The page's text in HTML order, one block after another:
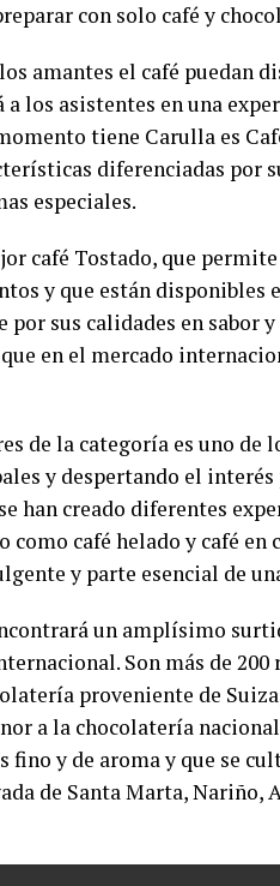
con solo café y
amantes el café puedan
los asistentes en una
tiene Carulla es
diferenciadas por
especiales.
café Tostado, que
y que están disponibles
por sus calidades en sabor
en el mercado
de la categoría es uno de
y despertando el
han creado diferentes
como café helado y café en
y parte esencial de
un amplísimo
Son más de 200
proveniente de
a la chocolatería
y de aroma y que se
de Santa Marta, Nariño,